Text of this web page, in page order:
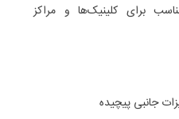
برای کلینیک‌ها و مراکز
جانبی پیچیده